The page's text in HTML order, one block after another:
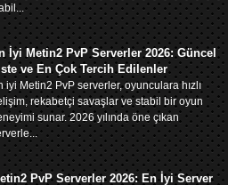
İyi Metin2 PvP Serverler 2026: Güncel
ve En Çok Tercih Edilenler
iyi Metin2 PvP serverler, oyunculara hızlı
rekabetçi savaşlar ve stabil bir oyun
sunar. 2026 yılında öne çıkan
PvP Serverler 2026: En İyi Server